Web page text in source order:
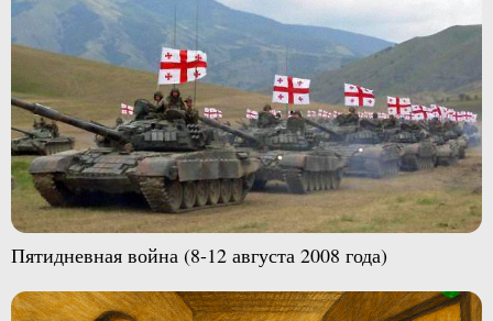
Пятидневная война (8-12 августа 2008 года)